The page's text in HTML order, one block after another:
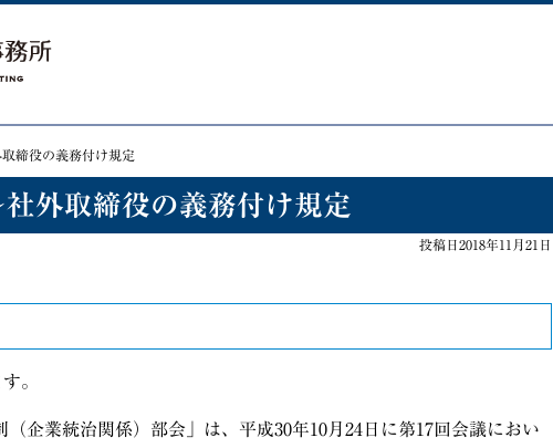
取締役の義務付け規定
社外取締役の義務付け規定
投稿日2018年11月21日
。
企業統治関係）部会」は、平成30年10月24日に第17回会議におい